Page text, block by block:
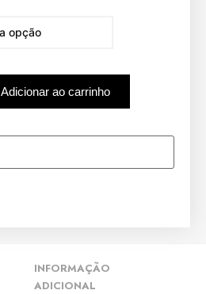
Adicionar ao carrinho
INFORMAÇÃO
ADICIONAL